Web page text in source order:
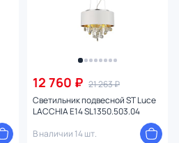
12 760 ₽ 21 263 ₽
Светильник подвесной ST Luce
LACCHIA E14 SL1350.503.04
В наличии 14 шт.